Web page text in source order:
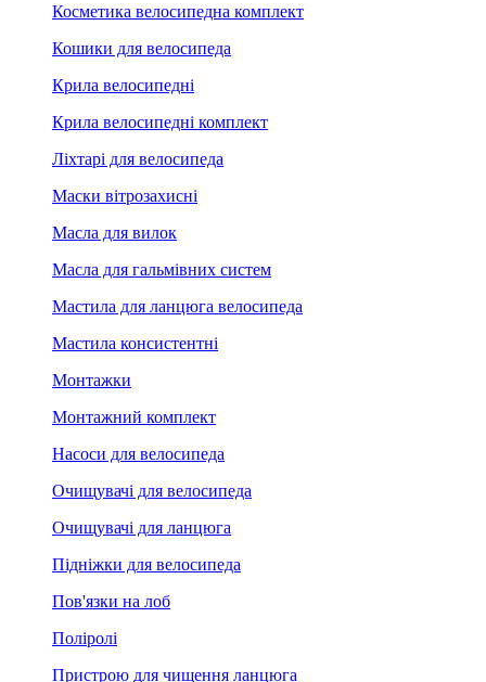
Косметика велосипедна комплект
Кошики для велосипеда
Крила велосипедні
Крила велосипедні комплект
Ліхтарі для велосипеда
Маски вітрозахисні
Масла для вилок
Масла для гальмівних систем
Мастила для ланцюга велосипеда
Мастила консистентні
Монтажки
Монтажний комплект
Насоси для велосипеда
Очищувачі для велосипеда
Очищувачі для ланцюга
Підніжки для велосипеда
Пов'язки на лоб
Поліролі
Пристрою для чищення ланцюга